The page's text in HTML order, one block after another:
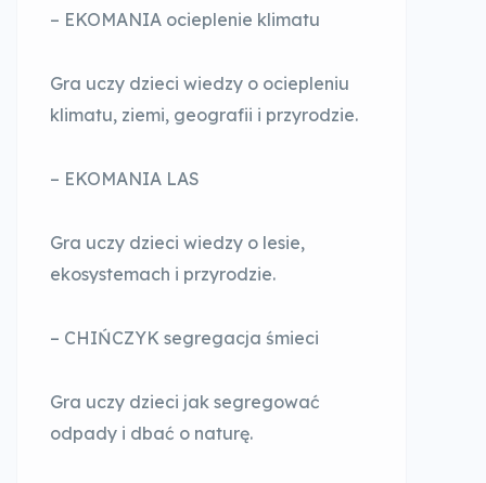
– EKOMANIA ocieplenie klimatu
Gra uczy dzieci wiedzy o ociepleniu
klimatu, ziemi, geografii i przyrodzie.
– EKOMANIA LAS
Gra uczy dzieci wiedzy o lesie,
ekosystemach i przyrodzie.
– CHIŃCZYK segregacja śmieci
Gra uczy dzieci jak segregować
odpady i dbać o naturę.